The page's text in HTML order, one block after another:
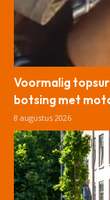
Voormalig
botsing met
8 augustus 2026